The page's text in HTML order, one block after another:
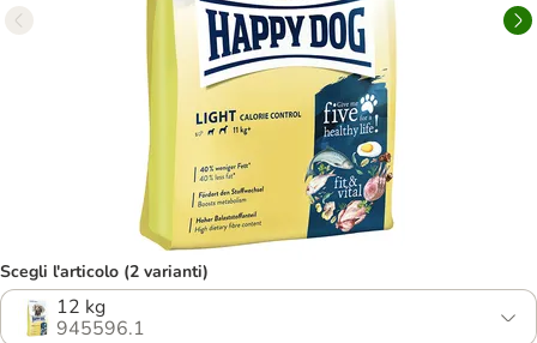
Scegli l'articolo (2 varianti)
12 kg
945596.1